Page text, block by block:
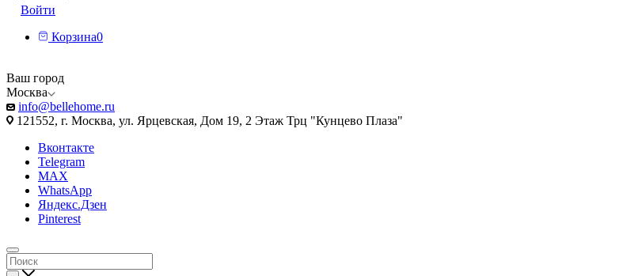
Войти
Корзина0
Ваш город
Москва
info@bellehome.ru
121552, г. Москва, ул. Ярцевская, Дом 19, 2 Этаж Трц "Кунцево Плаза"
Вконтакте
Telegram
MAX
WhatsApp
Яндекс.Дзен
Pinterest